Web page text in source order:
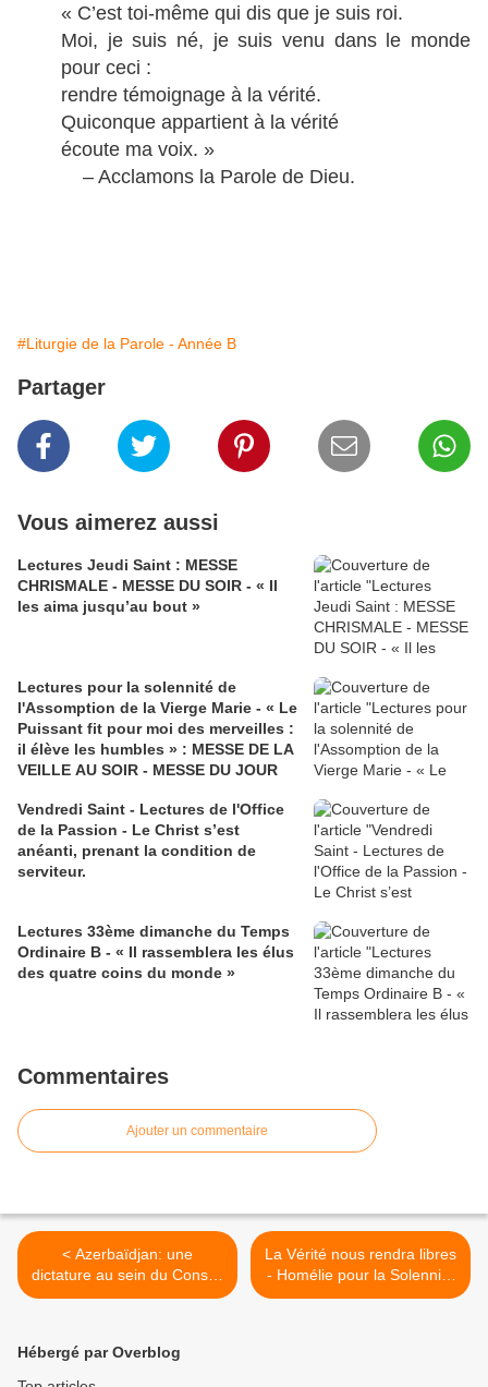
« C’est toi-même qui dis que je suis roi.
Moi, je suis né, je suis venu dans le monde
pour ceci :
rendre témoignage à la vérité.
Quiconque appartient à la vérité
écoute ma voix. »
– Acclamons la Parole de Dieu.
#Liturgie de la Parole - Année B
Partager
Vous aimerez aussi
Lectures Jeudi Saint : MESSE
CHRISMALE - MESSE DU SOIR - « Il
les aima jusqu’au bout »
Lectures pour la solennité de
l'Assomption de la Vierge Marie - « Le
Puissant fit pour moi des merveilles :
il élève les humbles » : MESSE DE LA
VEILLE AU SOIR - MESSE DU JOUR
Vendredi Saint - Lectures de l'Office
de la Passion - Le Christ s’est
anéanti, prenant la condition de
serviteur.
Lectures 33ème dimanche du Temps
Ordinaire B - « Il rassemblera les élus
des quatre coins du monde »
Commentaires
Ajouter un commentaire
< Azerbaïdjan: une
dictature au sein du Conseil
de l'Europe?
La Vérité nous rendra libres
- Homélie pour la Solennité
du Christ Roi de l'Univers B
Hébergé par Overblog